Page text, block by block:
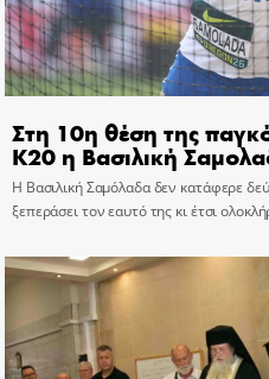
Στη 10η θέση της
Κ20 η Βασιλική
Η Βασιλική Σαμόλαδα δεν κατάφερε
ξεπεράσει τον εαυτό της κι έτσι